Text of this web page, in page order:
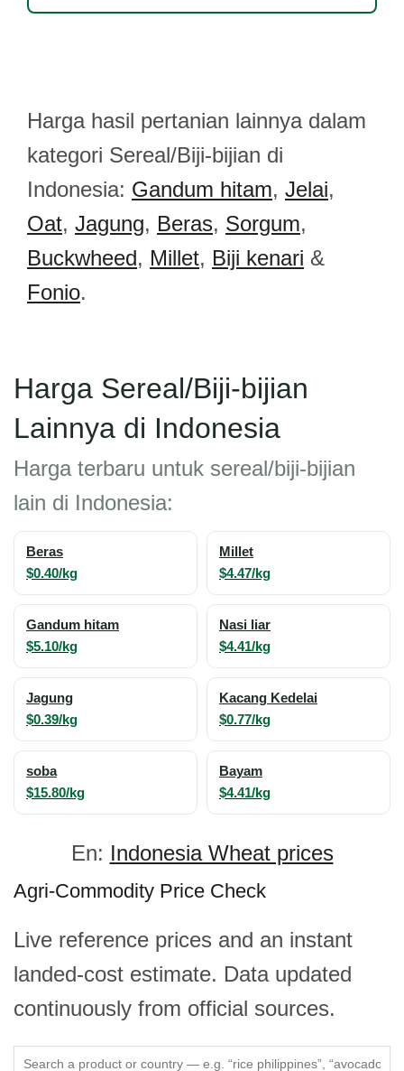
Harga hasil pertanian lainnya dalam
kategori Sereal/Biji-bijian di
Indonesia: Gandum hitam, Jelai,
Oat, Jagung, Beras, Sorgum,
Buckwheed, Millet, Biji kenari &
Fonio.
Harga Sereal/Biji-bijian
Lainnya di Indonesia
Harga terbaru untuk sereal/biji-bijian
lain di Indonesia:
Beras
$0.40/kg
Millet
$4.47/kg
Gandum hitam
$5.10/kg
Nasi liar
$4.41/kg
Jagung
$0.39/kg
Kacang Kedelai
$0.77/kg
soba
$15.80/kg
Bayam
$4.41/kg
En: Indonesia Wheat prices
Agri-Commodity Price Check
Live reference prices and an instant
landed-cost estimate. Data updated
continuously from official sources.